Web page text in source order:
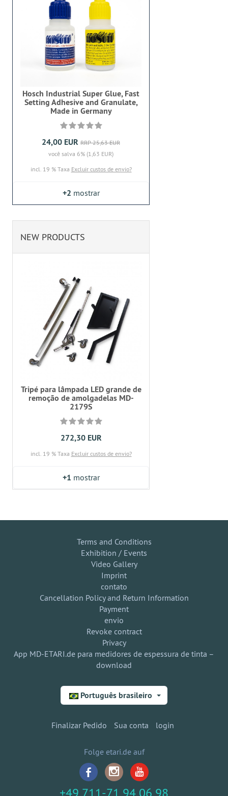
Hosch Industrial Super Glue, Fast
Setting Adhesive and Granulate,
Made in Germany
24,00 EUR RRP 25,63 EUR
você salva 6% (1,63 EUR)
incl. 19 % Taxa Excluir custos de envio?
+2 mostrar
NEW PRODUCTS
Tripé para lâmpada LED grande de
remoção de amolgadelas MD-
2179S
272,30 EUR
incl. 19 % Taxa Excluir custos de envio?
+1 mostrar
Terms and Conditions
Exhibition / Events
Video Gallery
Imprint
contato
Cancellation Policy and Return Information
Payment
envio
Revoke contract
Privacy
App MD-ETARI.de para medidores de espessura de tinta –
download
Português brasileiro
Finalizar Pedido Sua conta login
Folge etari.de auf
+49 711-71 94 06 98